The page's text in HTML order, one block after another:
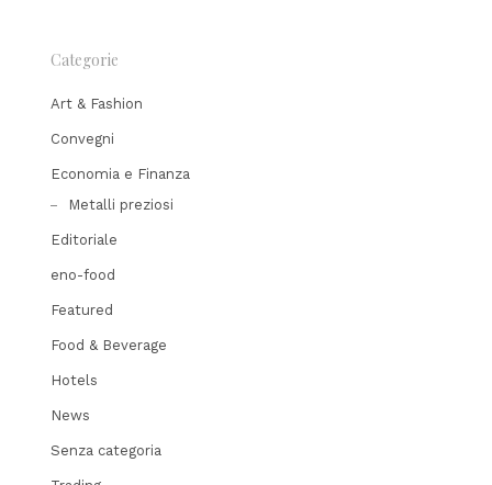
Categorie
Art & Fashion
Convegni
Economia e Finanza
Metalli preziosi
Editoriale
eno-food
Featured
Food & Beverage
Hotels
News
Senza categoria